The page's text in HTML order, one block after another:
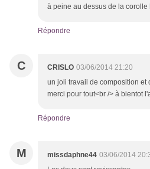
à peine au dessus de la
Répondre
C CRISLO 03/06/2014 21:20
un joli travail de composition et
merci pour tout<br /> à bientot
Répondre
M missdaphne44 03/06/2014